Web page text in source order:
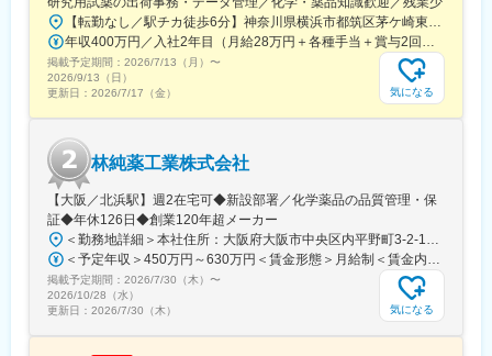
■当社について
名古屋大学・宇治原研究室の先端研究を基盤に生まれたスタート
アップ企業です。
製造業の「当たり前」を変える新技術である、プロセスインフォ
マティクス（PI）で、カンや試行錯誤に頼る開発から、データ駆
動のスマートなプロセスへ。わずかな実データからデジタルツイ
ンを作り、仮想実験で最適条件を瞬時に導きます。
結果、開発期間は短縮、さらに高品質な製品開発に繋げることが
できます。
■差別化ポイント
仲間はAIエンジニアや大手企業出身者など多彩なメンバーで、資
金調達も完了し、業界のトップランナーとして走り続けていま
す。
国家プロジェクトや大手企業との共同研究も進行中で、日本のも
のづくりに新しい常識を生み出す挑戦を続けています。
掲載予定期間： 2026/7/13（月） 〜
2026/9/13（日）
更新日： 2026/7/17（金） 気になる
林純薬工業株式会社
【大阪／北浜駅】週2在宅可◆新設部署／化学薬品の品質管理・保
証◆年休126日◆創業120年超メーカー
掲載予定期間： 2026/7/30（木） 〜
2026/10/28（水）
更新日： 2026/7/30（木） 気になる